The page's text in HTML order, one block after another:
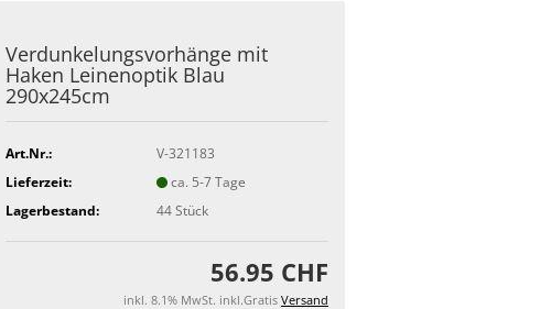
Verdunkelungsvorhänge mit
Haken Leinenoptik Blau
290x245cm
Art.Nr.:
V-321183
Lieferzeit:
ca. 5-7 Tage
Lagerbestand:
44Stück
56.95 CHF
inkl. 8.1% MwSt. inkl.Gratis Versand